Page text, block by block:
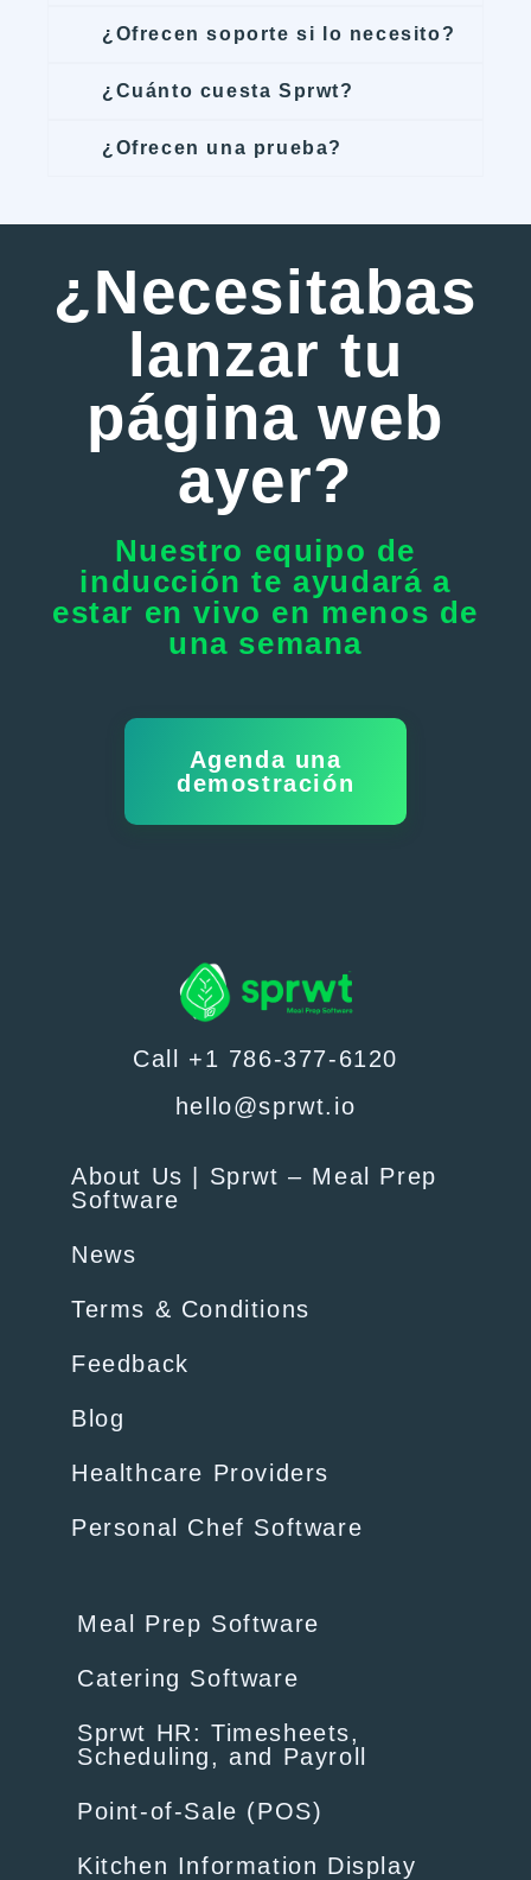
¿Ofrecen soporte si lo necesito?
¿Cuánto cuesta Sprwt?
¿Ofrecen una prueba?
¿Necesitabas
lanzar tu
página web
ayer?
Nuestro equipo de
inducción te ayudará a
estar en vivo en menos de
una semana
Agenda una
demostración
Call +1 786-377-6120
hello@sprwt.io
About Us | Sprwt – Meal Prep
Software
News
Terms & Conditions
Feedback
Blog
Healthcare Providers
Personal Chef Software
Meal Prep Software
Catering Software
Sprwt HR: Timesheets,
Scheduling, and Payroll
Point-of-Sale (POS)
Kitchen Information Display